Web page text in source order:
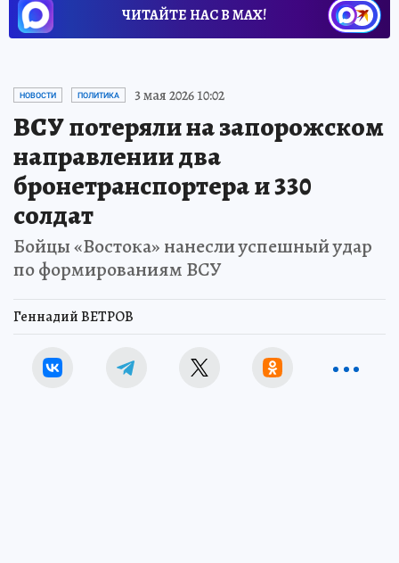
ЧИТАЙТЕ НАС В МАХ!
НОВОСТИ ПОЛИТИКА 3 мая 2026 10:02
ВСУ потеряли на запорожском
направлении два
бронетранспортера и 330
солдат
Бойцы «Востока» нанесли успешный удар
по формированиям ВСУ
Геннадий ВЕТРОВ